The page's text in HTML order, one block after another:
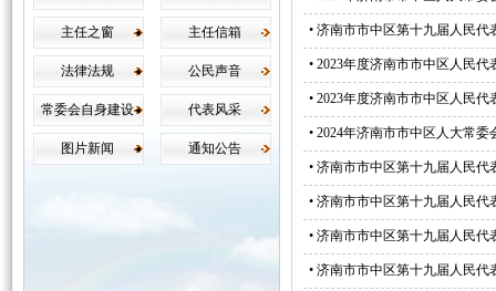
主任之窗 主任信箱
法律法规 公民声音
常委会自身建设 代表风采
图片新闻 通知公告
• 济南市市中区第十九届人民代
• 2023年度济南市市中区人民
• 2023年度济南市市中区人民
• 2024年济南市市中区人大常委
• 济南市市中区第十九届人民代
• 济南市市中区第十九届人民代
• 济南市市中区第十九届人民代
• 济南市市中区第十九届人民代